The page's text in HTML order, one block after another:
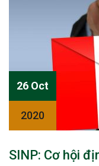
26 Oct
2020
SINP: Cơ hội